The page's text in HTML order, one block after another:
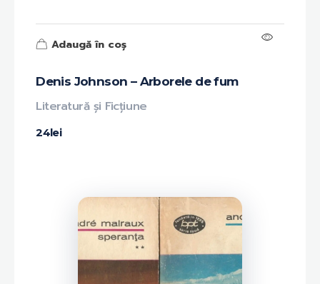
Denis Johnson – Arborele de fum
24lei
Literatură și Ficțiune
Adaugă în coș